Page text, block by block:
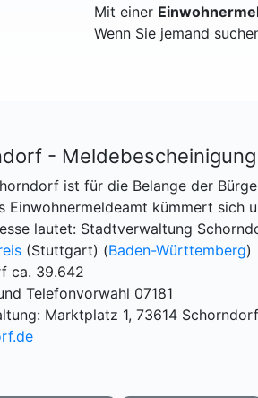
Mit einer
Wenn Sie jemand
- Meldebescheinigung
ist für die Belange der
Einwohnermeldeamt kümmert sich
lautet: Stadtverwaltung
(Stuttgart) (Baden-Württemberg)
ca. 39.642
Telefonvorwahl 07181
Marktplatz 1, 73614 Schorndorf